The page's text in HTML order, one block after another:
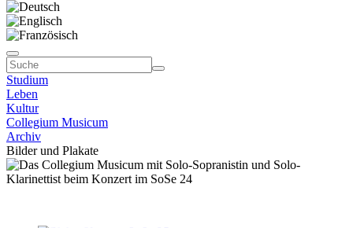
Studium
Leben
Kultur
Collegium Musicum
Archiv
Bilder und Plakate